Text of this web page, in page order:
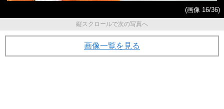
(画像 16/36)
縦スクロールで次の写真へ
画像一覧を見る